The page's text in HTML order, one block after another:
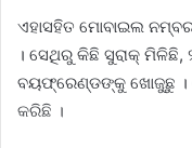
ଏହାସହିତ ମୋବାଇଲ
। ସେଥିରୁ କିଛି ସୁରାକ୍
ବୟଫ୍ରେଣ୍ଡଙ୍କୁ ଖୋଜୁଛୁ ।
କରିଛି ।